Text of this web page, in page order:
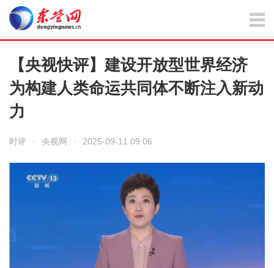
【央视快评】建设开放型世界经济
为构建人类命运共同体不断注入新动
力
时评 · 央视网 · 2025-09-11 09:06